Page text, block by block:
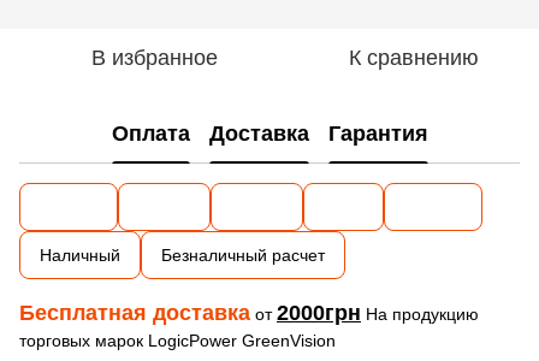
В избранное К сравнению
Оплата Доставка Гарантия
Наличный Безналичный расчет
Бесплатная доставка от2000грн На продукцию
торговых марок LogicPower GreenVision